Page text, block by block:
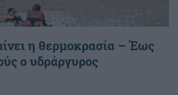
η θερμοκρασία – Έως
ο υδράργυρος